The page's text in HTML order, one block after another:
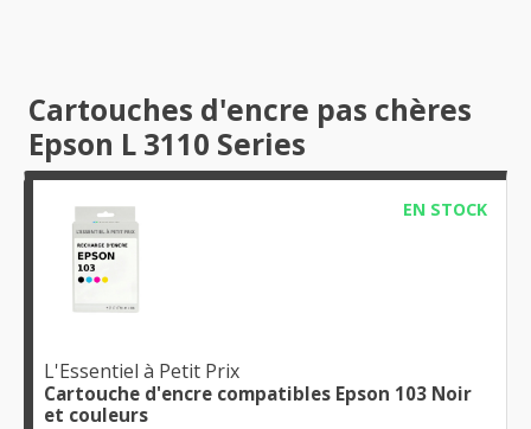
Cartouches d'encre pas chères
Epson L 3110 Series
EN STOCK
L'Essentiel à Petit Prix
Cartouche d'encre compatibles Epson 103 Noir
et couleurs